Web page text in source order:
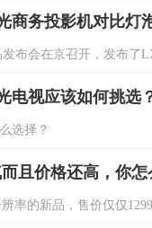
商务投影机对比灯
布会在京召开，发布了
电视应该如何挑选
选择？
且价格还高，你怎
率的新品，售价仅仅